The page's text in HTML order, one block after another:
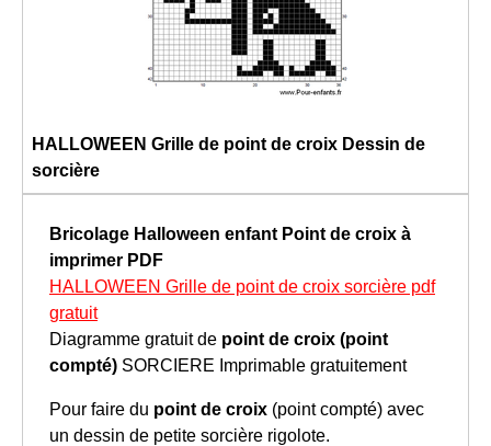
HALLOWEEN Grille de point de croix Dessin de
sorcière
Bricolage Halloween enfant Point de croix à
imprimer PDF
HALLOWEEN Grille de point de croix sorcière pdf
gratuit
Diagramme gratuit de point de croix (point
compté) SORCIERE Imprimable gratuitement
Pour faire du point de croix (point compté) avec
un dessin de petite sorcière rigolote.